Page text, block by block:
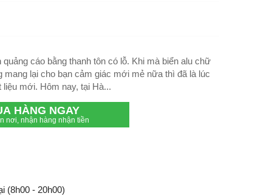
cáo bằng thanh tôn có lỗ. Khi mà biển alu chữ
mang lại cho bạn cảm giác mới mẻ nữa thì đã là lúc
mới. Hôm nay, tại Hà...
HÀNG NGAY
nơi, nhận hàng nhận tiền
(8h00 - 20h00)